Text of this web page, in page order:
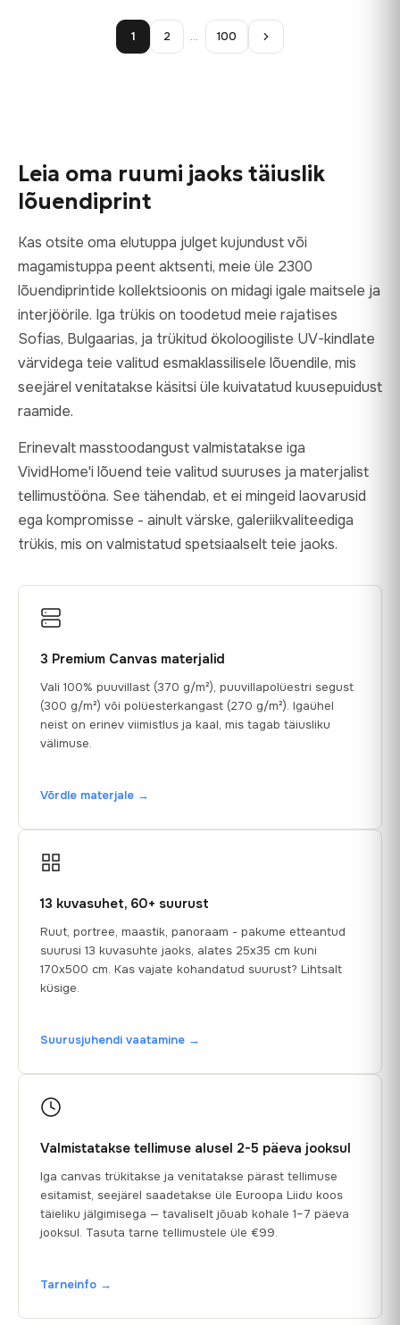
1 2 … 100
Leia oma ruumi jaoks täiuslik
lõuendiprint
Kas otsite oma elutuppa julget kujundust või
magamistuppa peent aktsenti, meie üle 2300
lõuendiprintide kollektsioonis on midagi igale maitsele ja
interjöörile. Iga trükis on toodetud meie rajatises
Sofias, Bulgaarias, ja trükitud ökoloogiliste UV-kindlate
värvidega teie valitud esmaklassilisele lõuendile, mis
seejärel venitatakse käsitsi üle kuivatatud kuusepuidust
raamide.
Erinevalt masstoodangust valmistatakse iga
VividHome'i lõuend teie valitud suuruses ja materjalist
tellimustööna. See tähendab, et ei mingeid laovarusid
ega kompromisse - ainult värske, galeriikvaliteediga
trükis, mis on valmistatud spetsiaalselt teie jaoks.
3 Premium Canvas materjalid
Vali 100% puuvillast (370 g/m²), puuvillapolüestri segust
(300 g/m²) või polüesterkangast (270 g/m²). Igaühel
neist on erinev viimistlus ja kaal, mis tagab täiusliku
välimuse.
Võrdle materjale →
13 kuvasuhet, 60+ suurust
Ruut, portree, maastik, panoraam - pakume etteantud
suurusi 13 kuvasuhte jaoks, alates 25x35 cm kuni
170x500 cm. Kas vajate kohandatud suurust? Lihtsalt
küsige.
Suurusjuhendi vaatamine →
Valmistatakse tellimuse alusel 2-5 päeva jooksul
Iga canvas trükitakse ja venitatakse pärast tellimuse
esitamist, seejärel saadetakse üle Euroopa Liidu koos
täieliku jälgimisega — tavaliselt jõuab kohale 1–7 päeva
jooksul. Tasuta tarne tellimustele üle €99.
Tarneinfo →